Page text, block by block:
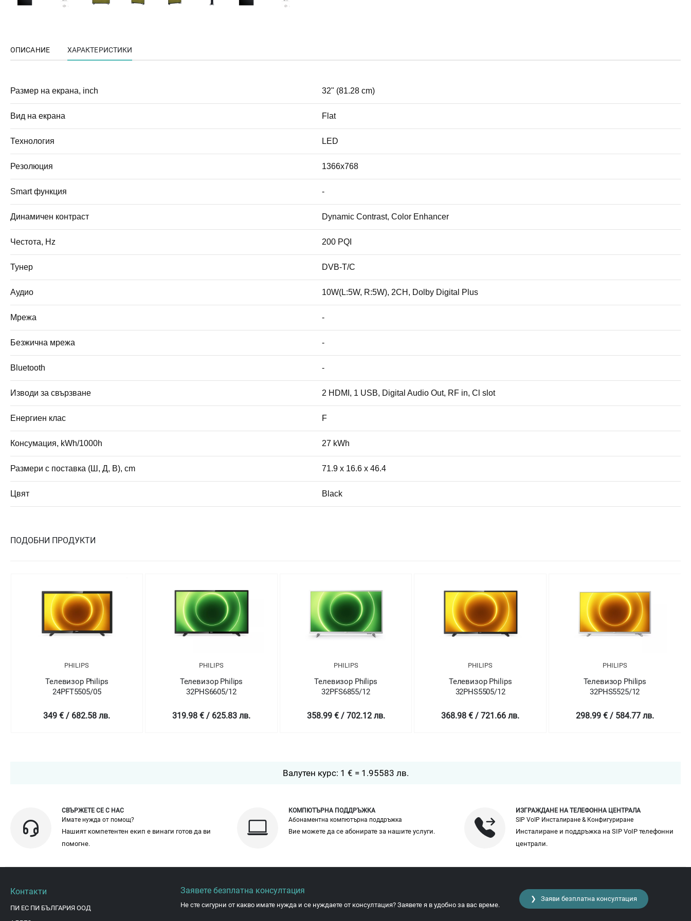
ОПИСАНИЕ ХАРАКТЕРИСТИКИ
Размер на екрана, inch 32" (81.28 cm)
Вид на екрана Flat
Технология LED
Резолюция 1366x768
Smart функция -
Динамичен контраст Dynamic Contrast, Color Enhancer
Честота, Hz 200 PQI
Тунер DVB-T/C
Аудио 10W(L:5W, R:5W), 2CH, Dolby Digital Plus
Мрежа -
Безжична мрежа -
Bluetooth -
Изводи за свързване 2 HDMI, 1 USB, Digital Audio Out, RF in, Cl slot
Енергиен клас F
Консумация, kWh/1000h 27 kWh
Размери с поставка (Ш, Д, В), cm 71.9 x 16.6 x 46.4
Цвят Black
ПОДОБНИ ПРОДУКТИ
PHILIPS
Телевизор Philips
24PFT5505/05
349 € / 682.58 лв.
PHILIPS
Телевизор Philips
32PHS6605/12
319.98 € / 625.83 лв.
PHILIPS
Телевизор Philips
32PFS6855/12
358.99 € / 702.12 лв.
PHILIPS
Телевизор Philips
32PHS5505/12
368.98 € / 721.66 лв.
PHILIPS
Телевизор Philips
32PHS5525/12
298.99 € / 584.77 лв.
Валутен курс: 1 € = 1.95583 лв.
СВЪРЖЕТЕ СЕ С НАС
Имате нужда от помощ?
Нашият компетентен екип е винаги готов да ви
помогне.
КОМПЮТЪРНА ПОДДРЪЖКА
Абонаментна компютърна поддръжка
Вие можете да се абонирате за нашите услуги.
ИЗГРАЖДАНЕ НА ТЕЛЕФОННА ЦЕНТРАЛА
SIP VoIP Инсталиране & Конфигуриране
Инсталиране и поддръжка на SIP VoIP телефонни
централи.
Контакти
ПИ ЕС ПИ БЪЛГАРИЯ ООД
Заявете безплатна консултация
Не сте сигурни от какво имате нужда и се нуждаете от консултация? Заявете я в удобно за вас време.
❯ Заяви безплатна консултация